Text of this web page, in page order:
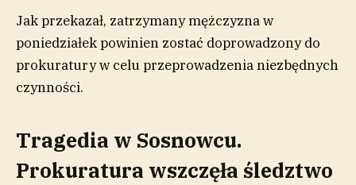
Jak przekazał, zatrzymany mężczyzna w
poniedziałek powinien zostać doprowadzony do
prokuratury w celu przeprowadzenia niezbędnych
czynności.
Tragedia w Sosnowcu.
Prokuratura wszczęła śledztwo